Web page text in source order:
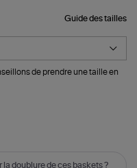
Guide des tailles
de prendre une taille en
doublure de ces baskets ?